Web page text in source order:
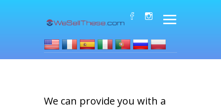
We can provide you with a